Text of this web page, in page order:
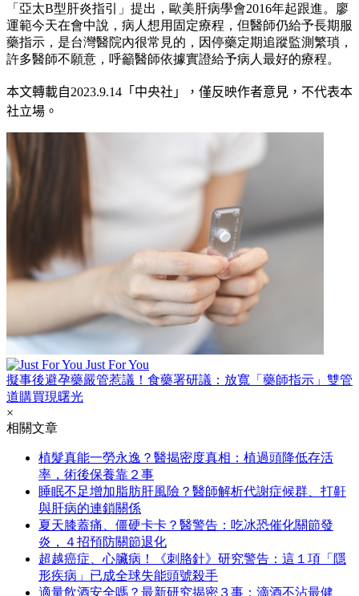
「亞太B型肝炎指引」提出，歐美肝病學會2016年起跟進。廖
運範今天在會中說，病人想用固定療程，但醫師仍給予長期服
藥指示，是台灣醫院內很常見的，因停藥定期追蹤監測繁瑣，
許多醫師不願意，呼籲醫師依據實證給予病人最好的療程。
本文轉載自2023.9.14 「中央社」
，僅反映作者意見，不代表本
社立場。
Just For You
擬事後避孕藥嚴管惹議！食藥署研議：放寬「藥師指示」雙管
道購買現曙光
×
相關文章
植髮真能一勞永逸？醫揭密度真相：植過頭降低存活
率，術後保養靠２事
睡眠不足增加脂肪肝風險？醫師解析代謝症候群、打鼾
與肝病的連鎖關係
夏天膝蓋痛、僵硬卡卡？醫警告：吃冰恐催化關節發
炎，４招預防關節退化
超越癌症、心臟病！《刺胳針》研究警告：這１項「隱
形疾病」已成全球失能頭號殺手
適量飲酒安全嗎？最新研究揭密３事：滴酒不沾最健